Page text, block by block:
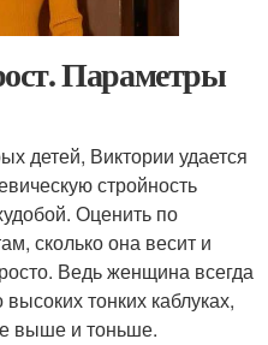
Параметры
детей, Виктории удается
стройность
Оценить по
сколько она весит и
Ведь женщина всегда
тонких каблуках,
выше и тоньше.